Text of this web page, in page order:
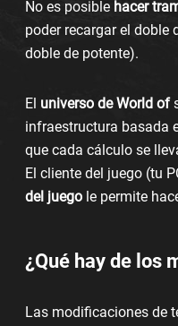
No es posible hacer
poder recargar el doble
doble de potente).
El universo de World of
infraestructura basada
que cada cálculo se
El cliente del juego (tu
del juego le permite
¿Qué hay de los
Las modificaciones de